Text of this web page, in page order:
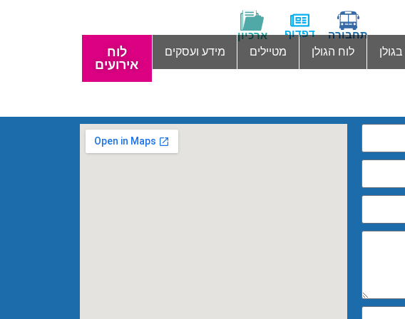
תחבורה דפדוף
ארכיון
לוח הגולן מטיילים מידע ועסקים
לוח
אירועים